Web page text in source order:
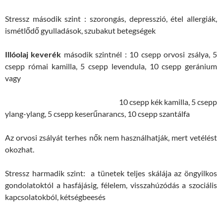
Stressz második szint : szorongás, depresszió, étel allergiák,
ismétlődő gyulladások, szubakut betegségek
Illóolaj keverék második szintnél : 10 csepp orvosi zsálya, 5
csepp római kamilla, 5 csepp levendula, 10 csepp geránium
vagy
10 csepp kék kamilla, 5 csepp
ylang-ylang, 5 csepp keserűnarancs, 10 csepp szantálfa
Az orvosi zsályát terhes nők nem használhatják, mert vetélést
okozhat.
Stressz harmadik szint: a tünetek teljes skálája az öngyilkos
gondolatoktól a hasfájásig, félelem, visszahúzódás a szociális
kapcsolatokból, kétségbeesés